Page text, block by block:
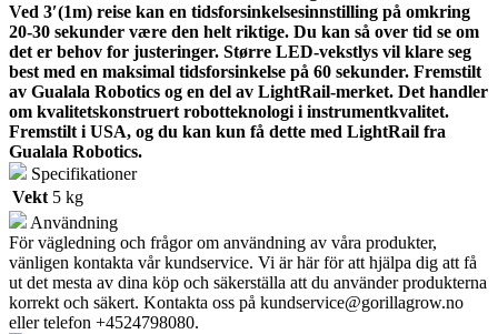
Ved 3′(1m) reise kan en tidsforsinkelsesinnstilling på omkring
20-30 sekunder være den helt riktige. Du kan så over tid se om
det er behov for justeringer. Større LED-vekstlys vil klare seg
best med en maksimal tidsforsinkelse på 60 sekunder. Fremstilt
av Gualala Robotics og en del av LightRail-merket. Det handler
om kvalitetskonstruert robotteknologi i instrumentkvalitet.
Fremstilt i USA, og du kan kun få dette med LightRail fra
Gualala Robotics.
Specifikationer
Vekt 5 kg
Användning
För vägledning och frågor om användning av våra produkter,
vänligen kontakta vår kundservice. Vi är här för att hjälpa dig att få
ut det mesta av dina köp och säkerställa att du använder produkterna
korrekt och säkert. Kontakta oss på kundservice@gorillagrow.no
eller telefon +4524798080.